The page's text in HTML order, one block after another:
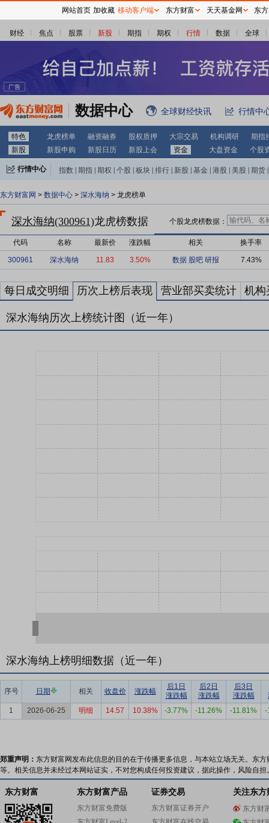
财经 焦点 股票 新股 期指 期权 行情 数据 全球
数据中心 全球财经快讯 行情中
特色 龙虎榜单 融资融券 股权质押 大宗交易 机构调研
期指
新股
新股申购 新股日历 新股上会 资金 大盘资金 个股
行情中心 指数 期指 期权 个股 板块 排行 新股 基金 港股 美股 期货
东方财富网 > 数据中心 > 深水海纳 > 龙虎榜单
深水海纳(300961)龙虎榜数据 个股龙虎榜数据：
代码 名称 最新价 涨跌幅 相关 换手率
300961 深水海纳 11.83 3.50% 数据 股吧 研报 7.43%
每日成交明细 历次上榜后表现 营业部买卖统计 机构
深水海纳历次上榜统计图（近一年）
深水海纳上榜明细数据（近一年）
序号 日期 相关 收盘价 涨跌幅
后1日
涨跌幅
后2日
涨跌幅
后3日
涨跌幅
1
2026-06-25 明细 14.57 10.38% -3.77% -11.26% -11.81% -
郑重声明： 东方财富网发布此信息的目的在于传播更多信息，与本站立场无关。东
等。相关信息并未经过本网站证实，不对您构成任何投资建议，据此操作，风险自担
网站首页 加收藏 移动客户端 东方财富 天天基金网 东